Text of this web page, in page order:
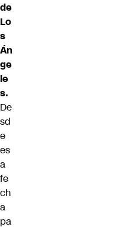
de
Lo
s
Án
ge
le
s.
De
sd
e
es
a
fe
ch
a
pa